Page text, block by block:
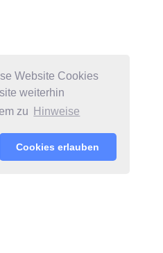
Website Cookies
weiterhin
zu
Hinweise
Cookies erlauben